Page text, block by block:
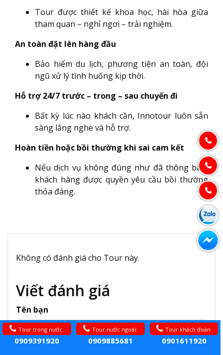
Tour được thiết kế khoa học, hài hòa giữa
tham quan – nghỉ ngơi – trải nghiệm.
An toàn đặt lên hàng đầu
Bảo hiểm du lịch, phương tiện an toàn, đội
ngũ xử lý tình huống kịp thời.
Hỗ trợ 24/7 trước – trong – sau chuyến đi
Bất kỳ lúc nào khách cần, Innotour luôn sẵn
sàng lắng nghe và hỗ trợ.
Hoàn tiền hoặc bồi thường khi sai cam kết
Nếu dịch vụ không đúng như đã thông báo,
khách hàng được quyền yêu cầu bồi thường
thỏa đáng.
Không có đánh giá cho Tour này.
Viết đánh giá
Tên bạn
Tour trong nước:
0909391920
Tour nước ngoài:
0909885681
Tour khách đoàn:
0901611920